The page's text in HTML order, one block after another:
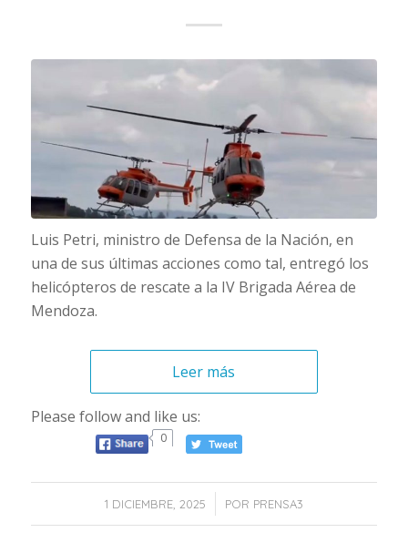
Luis Petri, ministro de Defensa de la Nación, en
una de sus últimas acciones como tal, entregó los
helicópteros de rescate a la IV Brigada Aérea de
Mendoza.
Leer más
Please follow and like us:
0
1 DICIEMBRE, 2025
/ POR PRENSA3